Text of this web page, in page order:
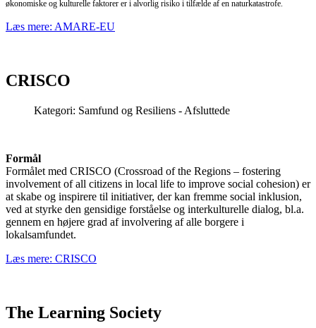
økonomiske og kulturelle faktorer er i alvorlig risiko i tilfælde af en naturkatastrofe.
Læs mere: AMARE-EU
CRISCO
Kategori: Samfund og Resiliens - Afsluttede
Formål
Formålet med CRISCO (Crossroad of the Regions – fostering
involvement of all citizens in local life to improve social cohesion) er
at skabe og inspirere til initiativer, der kan fremme social inklusion,
ved at styrke den gensidige forståelse og interkulturelle dialog, bl.a.
gennem en højere grad af involvering af alle borgere i
lokalsamfundet.
Læs mere: CRISCO
The Learning Society